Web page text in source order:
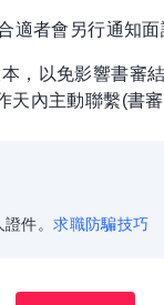
適者會另行通知面
，以免影響書審
內主動聯繫(書
證件。求職防騙技巧